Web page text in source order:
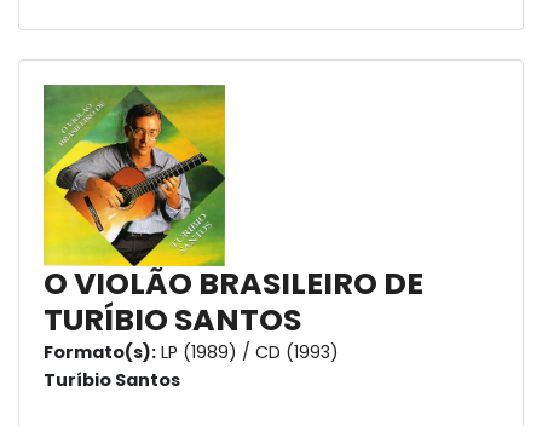
O VIOLÃO BRASILEIRO DE
TURÍBIO SANTOS
Formato(s): LP (1989) / CD (1993)
Turíbio Santos